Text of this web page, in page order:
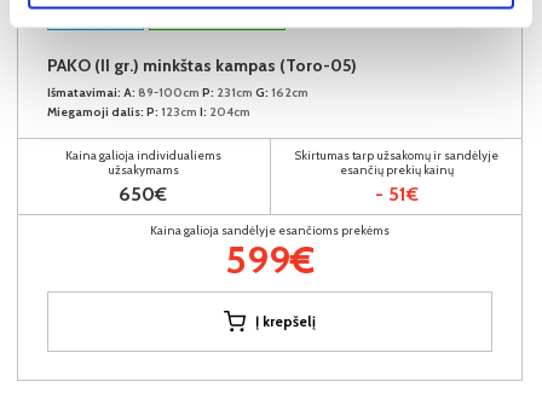
NAUJIENA YRA SANDĖLYJE
PAKO (II gr.) minkštas kampas (Toro-05)
Išmatavimai: A: 89-100cm P: 231cm G: 162cm
Miegamoji dalis: P: 123cm I: 204cm
Kaina galioja individualiems
užsakymams
650€
Skirtumas tarp užsakomų ir sandėlyje
esančių prekių kainų
- 51€
Kaina galioja sandėlyje esančioms prekėms
599€
Į krepšelį